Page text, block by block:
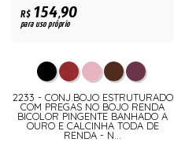
R$154,90
para uso próprio
2233 - CONJ.BOJO ESTRUTURADO
COM PREGAS NO BOJO RENDA
BICOLOR PINGENTE BANHADO A
OURO E CALCINHA TODA DE
RENDA - N...